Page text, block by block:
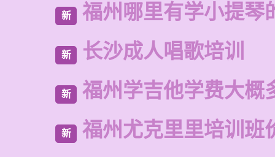
新 福州哪里有学小提琴
新 长沙成人唱歌培训
新 福州学吉他学费大概
新 福州尤克里里培训班